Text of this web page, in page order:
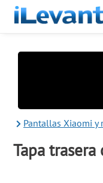
Pantallas Xiaomi y
Tapa